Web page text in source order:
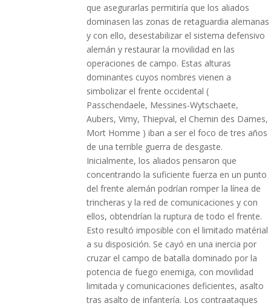
que asegurarlas permitiría que los aliados
dominasen las zonas de retaguardia alemanas
y con ello, desestabilizar el sistema defensivo
alemán y restaurar la movilidad en las
operaciones de campo. Estas alturas
dominantes cuyos nombres vienen a
simbolizar el frente occidental (
Passchendaele, Messines-Wytschaete,
Aubers, Vimy, Thiepval, el Chemin des Dames,
Mort Homme ) iban a ser el foco de tres años
de una terrible guerra de desgaste.
Inicialmente, los aliados pensaron que
concentrando la suficiente fuerza en un punto
del frente alemán podrían romper la línea de
trincheras y la red de comunicaciones y con
ellos, obtendrían la ruptura de todo el frente.
Esto resultó imposible con el limitado matérial
a su disposición. Se cayó en una inercia por
cruzar el campo de batalla dominado por la
potencia de fuego enemiga, con movilidad
limitada y comunicaciones deficientes, asalto
tras asalto de infantería. Los contraataques